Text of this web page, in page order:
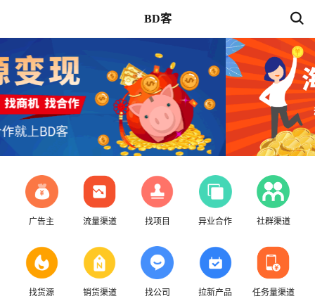
BD客
广告主 流量渠道 找项目 异业合作 社群渠道
找货源 销货渠道 找公司 拉新产品 任务量渠道